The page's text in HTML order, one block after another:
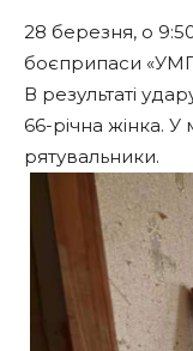
28 березня, о
боєприпаси
В результаті
66-річна жінка. У
рятувальники.